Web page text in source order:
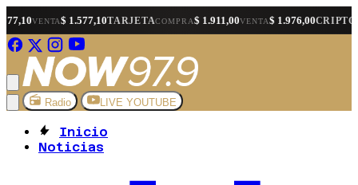
1.577,10TARJETACOMPRA$ 1.911,00VENTA $ 1.976,00CRIPTOCOMPRA$
Radio LIVE YOUTUBE
Inicio
Noticias